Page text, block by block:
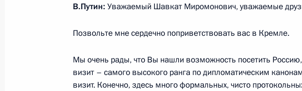
24 июля 2017 года, 12:30
и Узбекистаном о развитии военно-технического
17 апреля 2017 года, 13:00
В.Путин: Уважаемый Шавкат Миромонович, уважаемые
Позвольте мне сердечно поприветствовать вас в Кремле.
Мы очень рады, что Вы нашли возможность посетить
визит – самого высокого ранга по дипломатическим
визит. Конечно, здесь много формальных, чисто